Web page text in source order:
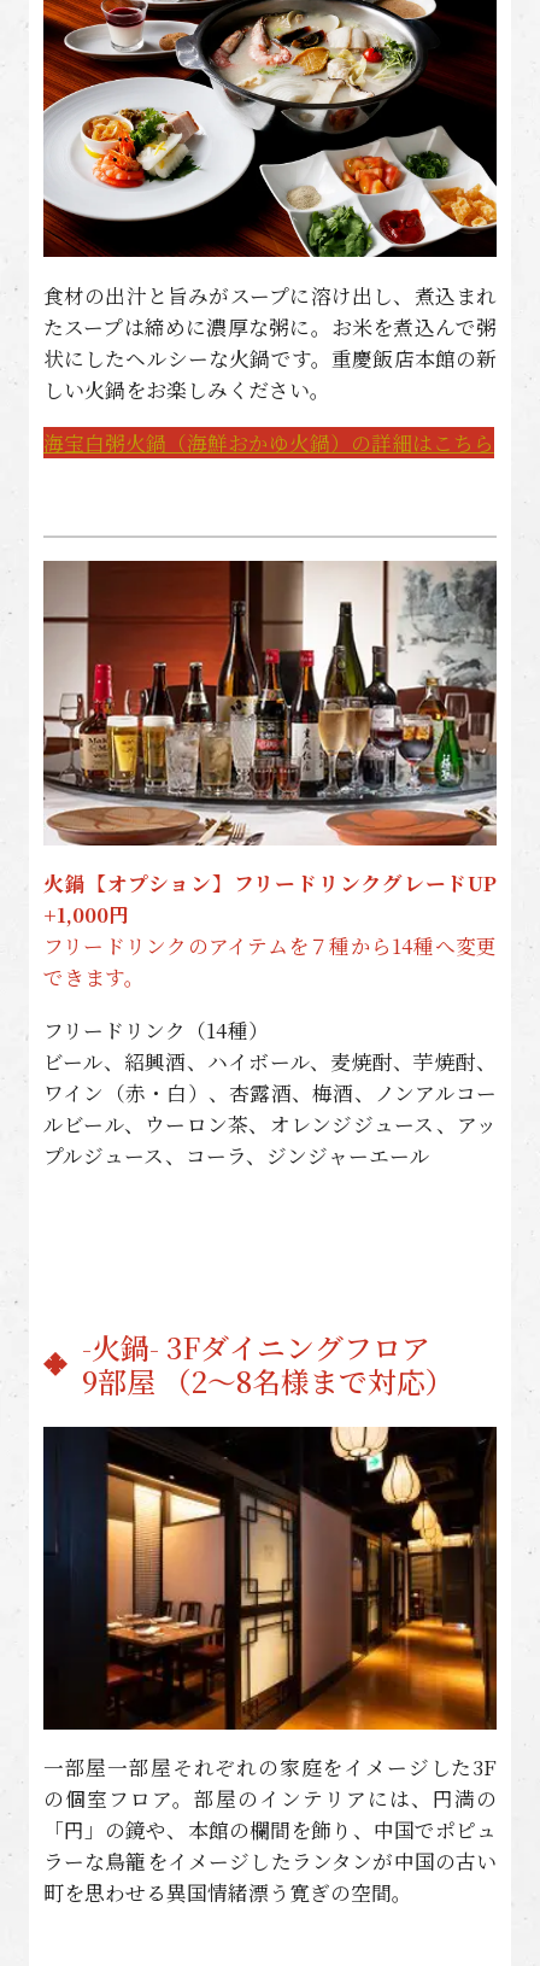
食材の出汁と旨みがスープに溶け出し、煮込まれ
たスープは締めに濃厚な粥に。お米を煮込んで粥
状にしたヘルシーな火鍋です。重慶飯店本館の新
しい火鍋をお楽しみください。
海宝白粥火鍋（海鮮おかゆ火鍋）の詳細はこちら
火鍋【オプション】フリードリンクグレードUP
+1,000円
フリードリンクのアイテムを７種から14種へ変更
できます。
フリードリンク（14種）
ビール、紹興酒、ハイボール、麦焼酎、芋焼酎、
ワイン（赤・白）、杏露酒、梅酒、ノンアルコー
ルビール、ウーロン茶、オレンジジュース、アッ
プルジュース、コーラ、ジンジャーエール
-火鍋- 3Fダイニングフロア
9部屋 （2～8名様まで対応）
一部屋一部屋それぞれの家庭をイメージした3F
の個室フロア。部屋のインテリアには、円満の
「円」の鏡や、本館の欄間を飾り、中国でポピュ
ラーな鳥籠をイメージしたランタンが中国の古い
町を思わせる異国情緒漂う寛ぎの空間。